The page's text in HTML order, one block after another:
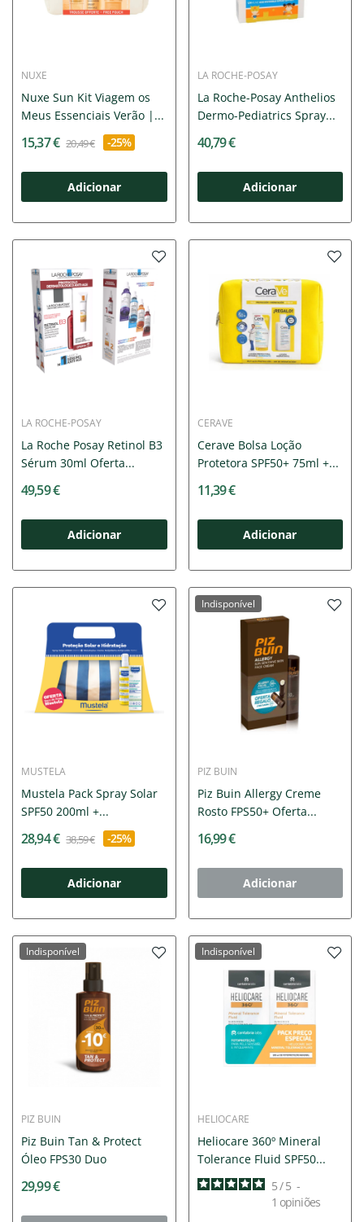
NUXE
Nuxe Sun Kit Viagem os
Meus Essenciais Verão |...
15,37 € 20,49 € -25%
Adicionar
LA ROCHE-POSAY
La Roche-Posay Anthelios
Dermo-Pediatrics Spray...
40,79 €
Adicionar
LA ROCHE-POSAY
La Roche Posay Retinol B3
Sérum 30ml Oferta...
49,59 €
Adicionar
CERAVE
Cerave Bolsa Loção
Protetora SPF50+ 75ml +...
11,39 €
Adicionar
MUSTELA
Mustela Pack Spray Solar
SPF50 200ml +...
28,94 € 38,59 € -25%
Adicionar
Indisponível
PIZ BUIN
Piz Buin Allergy Creme
Rosto FPS50+ Oferta...
16,99 €
Adicionar
Indisponível
PIZ BUIN
Piz Buin Tan & Protect
Óleo FPS30 Duo
29,99 €
Indisponível
HELIOCARE
Heliocare 360º Mineral
Tolerance Fluid SPF50...
5/ 5 -
1 opiniões